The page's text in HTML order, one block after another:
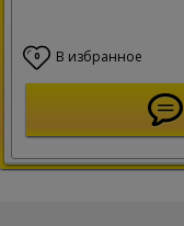
0 В избранное